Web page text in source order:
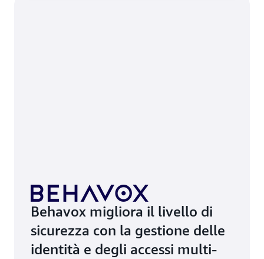
Behavox migliora il livello di
sicurezza con la gestione delle
identità e degli accessi multi-